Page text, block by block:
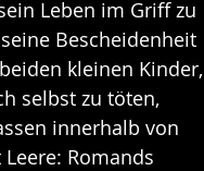
Leben im Griff zu
Bescheidenheit
kleinen Kinder,
selbst zu töten,
innerhalb von
Romands